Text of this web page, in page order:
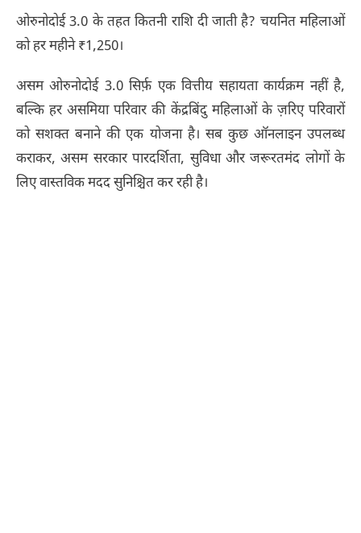
ओरुनोदोई 3.0 के तहत कितनी राशि दी जाती है? चयनित महिलाओं
को हर महीने ₹1,250।
असम ओरुनोदोई 3.0 सिर्फ़ एक वित्तीय सहायता कार्यक्रम नहीं है,
बल्कि हर असमिया परिवार की केंद्रबिंदु महिलाओं के ज़रिए परिवारों
को सशक्त बनाने की एक योजना है। सब कुछ ऑनलाइन उपलब्ध
कराकर, असम सरकार पारदर्शिता, सुविधा और जरूरतमंद लोगों के
लिए वास्तविक मदद सुनिश्चित कर रही है।